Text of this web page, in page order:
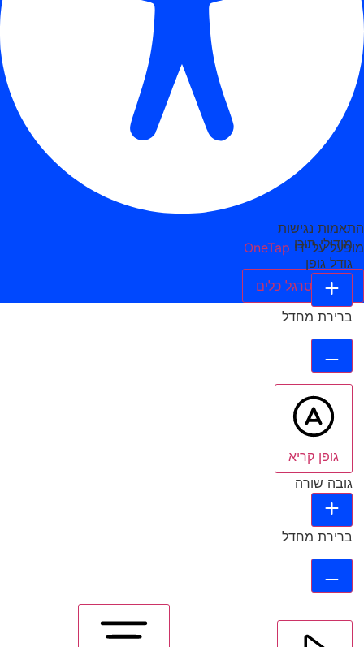
התאמות נגישות
מופעל על ידי OneTap
הסתר סרגל כלים
מודולי תוכן
גודל גופן
ברירת מחדל
גופן קריא
גובה שורה
ברירת מחדל